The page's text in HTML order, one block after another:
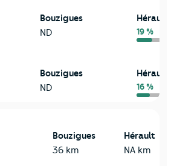
Bouzigues
ND
Hérault
19 %
Bouzigues
ND
Hérault
16 %
Bouzigues
36 km
Hérault
NA km